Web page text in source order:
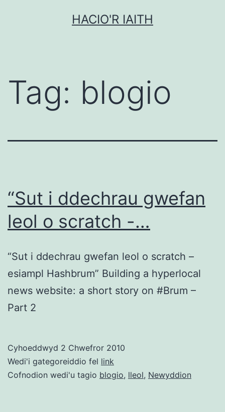
HACIO'R IAITH
Tag: blogio
“Sut i ddechrau gwefan
leol o scratch -…
“Sut i ddechrau gwefan leol o scratch –
esiampl Hashbrum” Building a hyperlocal
news website: a short story on #Brum –
Part 2
Cyhoeddwyd 2 Chwefror 2010
Wedi'i gategoreiddio fel link
Cofnodion wedi'u tagio blogio, lleol, Newyddion